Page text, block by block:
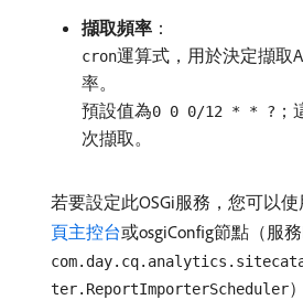
擷取頻率 ：
cron運算式，用於決定擷取
率。
預設值為0 0 0/12 * * ? ；
次擷取。
若要設定此OSGi服務，您可以
頁主控台或osgiConfig節點（服
ter.ReportImporterScheduler